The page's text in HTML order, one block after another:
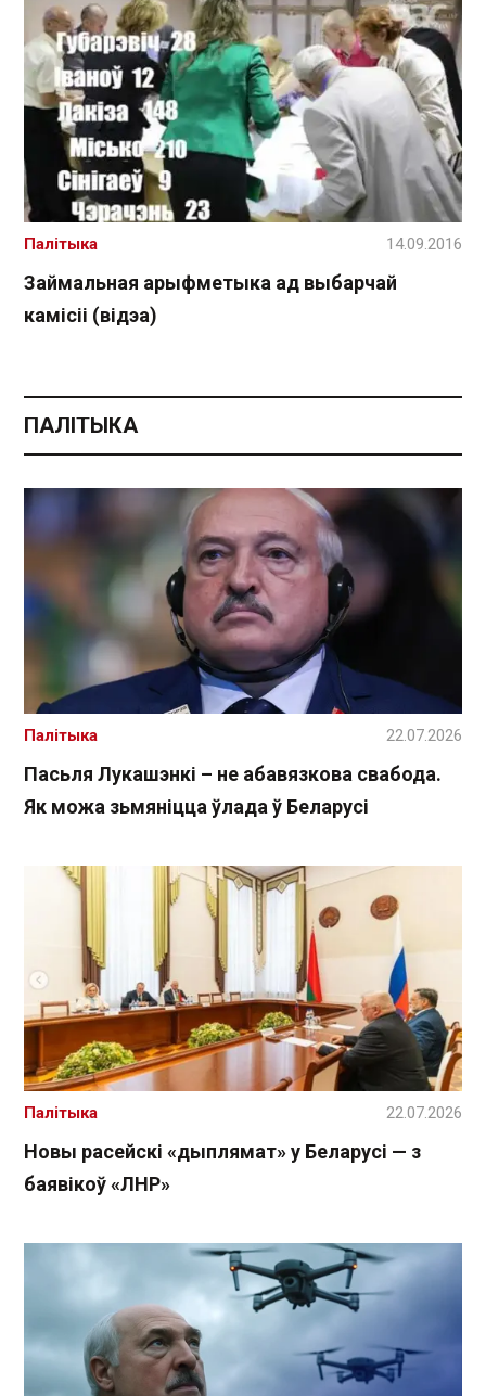
Займальная арыфметыка ад выбарчай
камісіі (відэа)
Палітыка 14.09.2016
ПАЛІТЫКА
Пасьля Лукашэнкі – не абавязкова свабода.
Як можа зьмяніцца ўлада ў Беларусі
Палітыка 22.07.2026
Новы расейскі «дыплямат» у Беларусі — з
баявікоў «ЛНР»
Палітыка 22.07.2026